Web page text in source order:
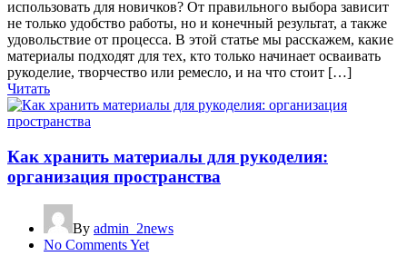
использовать для новичков? От правильного выбора зависит
не только удобство работы, но и конечный результат, а также
удовольствие от процесса. В этой статье мы расскажем, какие
материалы подходят для тех, кто только начинает осваивать
рукоделие, творчество или ремесло, и на что стоит […]
Читать
Как хранить материалы для рукоделия:
организация пространства
By admin_2news
No Comments Yet